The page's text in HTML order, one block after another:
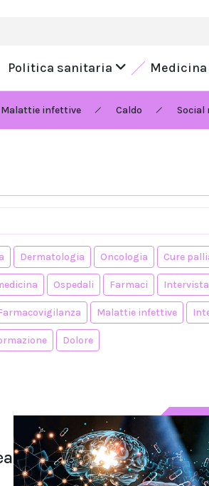
Politica sanitaria
Malattie infettive Caldo Social
Dermatologia Oncologia Cure
Ospedali Farmaci Intervista
Malattie infettive
Dolore